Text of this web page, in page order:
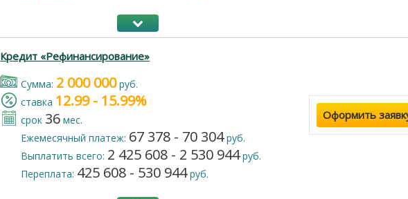
Кредит «Рефинансирование»
Cумма: 2 000 000руб.
cтавка 12.99 - 15.99%
срок 36 мес.
Ежемесячный платеж: 67 378 - 70 304руб.
Выплатить всего: 2 425 608 - 2 530 944руб.
Переплата: 425 608 - 530 944руб.
Оформить